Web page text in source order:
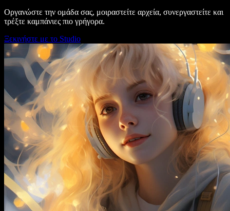
Οργανώστε την ομάδα σας, μοιραστείτε αρχεία, συνεργαστείτε και
τρέξτε καμπάνιες πιο γρήγορα.
Ξεκινήστε με το Studio